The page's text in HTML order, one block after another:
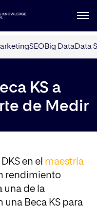
SEOBig DataData
KS a
de Medir
en el maestría
rendimiento
una de la
Beca KS para